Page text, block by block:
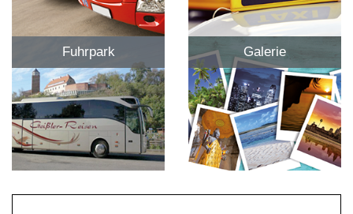
Fuhrpark Galerie